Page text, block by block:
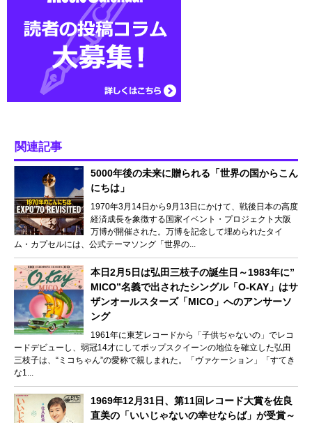
関連記事
5000年後の未来に贈られる「世界の国からこん
にちは」
1970年3月14日から9月13日にかけて、戦後日本の高度
経済成長を象徴する国家イベント・プロジェクト大阪
万博が開催された。万博を記念して埋められたタイ
ム・カプセルには、公式テーマソング「世界の...
本日2月5日は弘田三枝子の誕生日～1983年に”
MICO”名義で出されたシングル「O-KAY」はサ
ザンオールスターズ「MICO」へのアンサーソ
ング
1961年に東芝レコードから「子供ぢゃないの」でレコ
ードデビューし、弱冠14才にしてポップスクイーンの地位を確立した弘田
三枝子は、“ミコちゃん”の愛称で親しまれた。「ヴァケーション」「すてき
な1...
1969年12月31日、第11回レコード大賞を佐良
直美の「いいじゃないの幸せならば」が受賞～